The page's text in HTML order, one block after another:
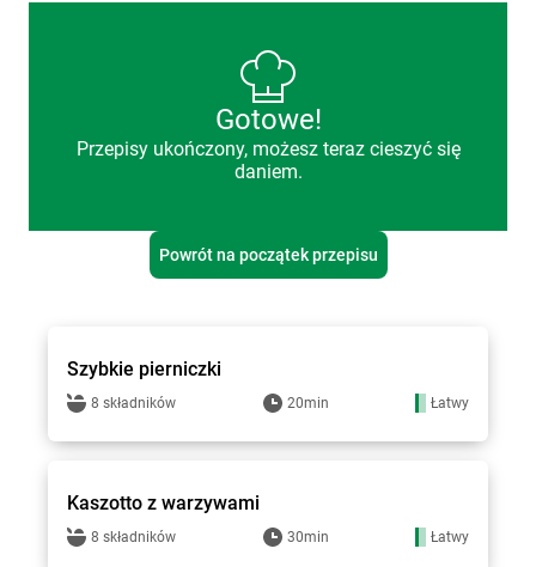
Gotowe!
Przepisy ukończony, możesz teraz cieszyć się
daniem.
Powrót na początek przepisu
Szybkie pierniczki
8 składników 20min Łatwy
Groszek - przepisy
Kaszotto z warzywami
8 składników 30min Łatwy